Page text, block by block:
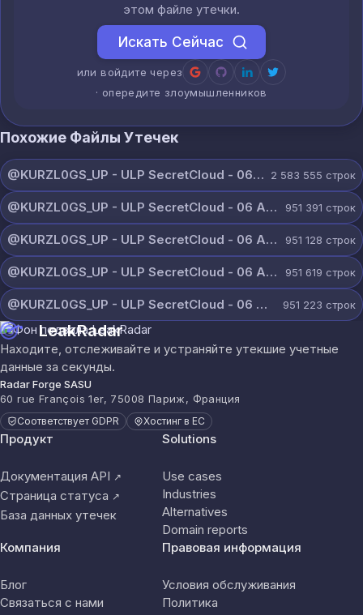
этом файле утечки.
Искать Сейчас
или войдите через
· опередите злоумышленников
Похожие Файлы Утечек
@KURZL0GS_UP - ULP SecretCloud - 06 August 2026.txt 2 583 555 строк
@KURZL0GS_UP - ULP SecretCloud - 06 August 2026 (9).txt 951 391 строк
@KURZL0GS_UP - ULP SecretCloud - 06 August 2026 (8).txt 951 128 строк
@KURZL0GS_UP - ULP SecretCloud - 06 August 2026 (7).txt 951 619 строк
@KURZL0GS_UP - ULP SecretCloud - 06 August 2026 (6).txt 951 223 строк
LeakRadar
Находите, отслеживайте и устраняйте утекшие учетные
данные за секунды.
Radar Forge SASU
60 rue François 1er, 75008 Париж, Франция
Соответствует GDPR Хостинг в ЕС
Продукт
Документация API ↗
Страница статуса ↗
База данных утечек
Solutions
Use cases
Industries
Alternatives
Domain reports
Компания
Блог
Связаться с нами
Правовая информация
Условия обслуживания
Политика